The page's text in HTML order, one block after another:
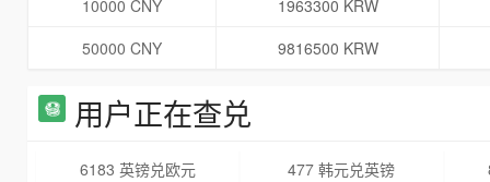
10000 CNY
1963300 KRW
50000 CNY
9816500 KRW
用户正在查兑
6183 英镑兑欧元 477 韩元兑英镑